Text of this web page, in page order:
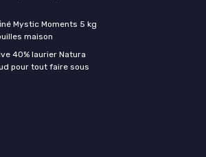
Mystic Moments 5 kg
maison
40% laurier Natura
pour tout faire sous